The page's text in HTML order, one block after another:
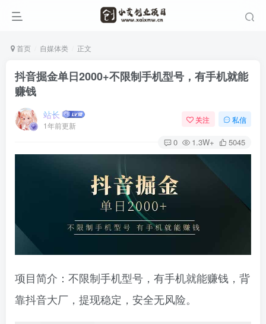
首页 自媒体类 正文
抖音掘金单日2000+不限制手机型号，有手机就能
赚钱
站长
1年前更新
关注 私信
0 1.3W+ 5045
项目简介：不限制手机型号，有手机就能赚钱，背
靠抖音大厂，提现稳定，安全无风险。